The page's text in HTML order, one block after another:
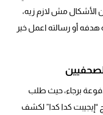
الأشكال مش لازم زيه،
هدفه أو رسالته اعمل خير
برجاء، حيث طلب
كدا كدا” لكشف